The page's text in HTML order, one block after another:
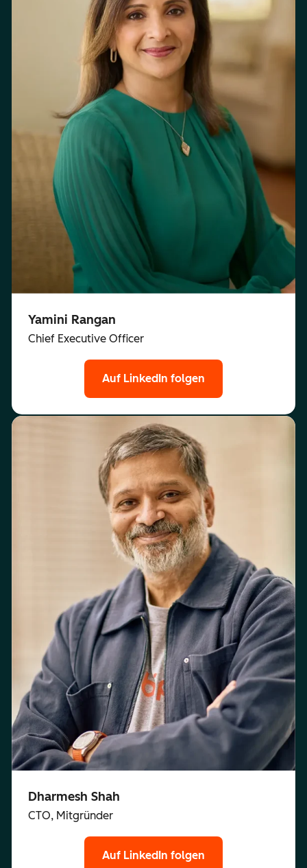
Yamini Rangan
Chief Executive Officer
Auf LinkedIn folgen
Dharmesh Shah
CTO, Mitgründer
Auf LinkedIn folgen